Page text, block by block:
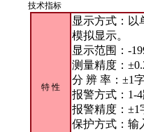
技术指标
特 性
显示方式：以
模拟显示。
显示范围：-
测量精度：
分 辨 率：±1
报警方式：1-
报警精度：±1
保护方式：输